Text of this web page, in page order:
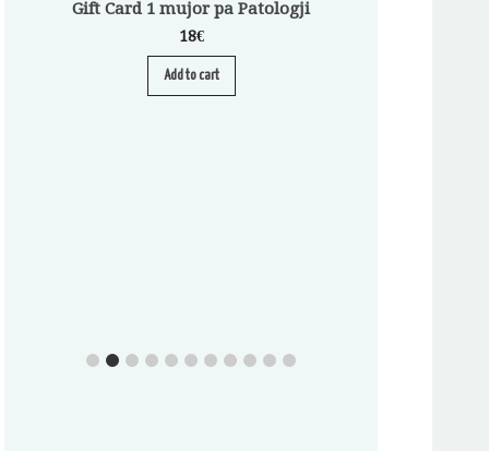
Gift Card 1 mujor pa Patologji
18€
Add to cart